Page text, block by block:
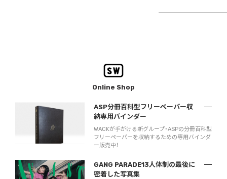
Online Shop
ASP分冊百科型フリーペーパー収
納専用バインダー
WACKが手がける新グループ・ASPの分冊百科型
フリーペーパーを収納するための専用バインダ
ー販売中！
GANG PARADE13人体制の最後に
密着した写真集